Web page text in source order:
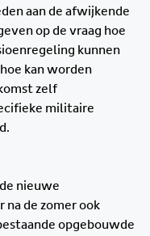
aan de afwijkende
op de vraag hoe
kunnen
kan worden
zelf
militaire
nieuwe
de zomer ook
opgebouwde